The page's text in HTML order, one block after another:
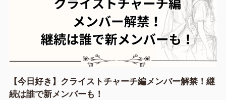
【今日好き】クライストチャーチ編メンバー解禁！継
続は誰で新メンバーも！